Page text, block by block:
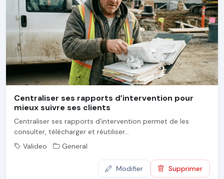
Centraliser ses rapports d’intervention pour
mieux suivre ses clients
Centraliser ses rapports d’intervention permet de les
consulter, télécharger et réutiliser...
Valideo
General
Modifier Supprimer